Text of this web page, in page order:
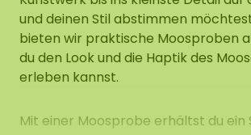
und deinen Stil abstimmen
bieten wir praktische Moosproben
du den Look und die Haptik des
erleben kannst.
Mit einer Moosprobe erhältst du ein